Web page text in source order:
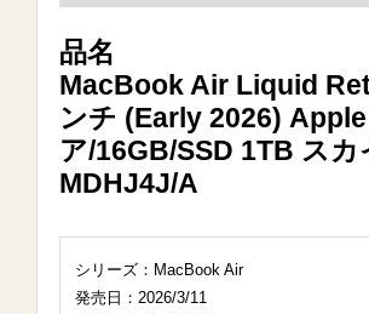
品名
MacBook Air Liquid
ンチ (Early 2026) Apple
ア/16GB/SSD 1TB スカ
MDHJ4J/A
シリーズ：MacBook Air
発売日：2026/3/11